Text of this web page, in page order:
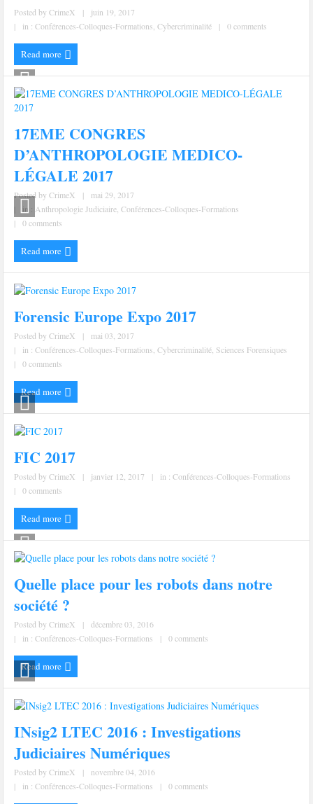
Posted byCrimeX |
juin 19, 2017
|
in :Conférences-Colloques-Formations,Cybercriminalité | 0 comments
Read more
17EME CONGRES
D’ANTHROPOLOGIE MEDICO-
LÉGALE 2017
Posted byCrimeX |
mai 29, 2017
in : Anthropologie Judiciaire,Conférences-Colloques-Formations
|
0 comments
Read more
Forensic Europe Expo 2017
Posted byCrimeX |
mai 03, 2017
|
in :Conférences-Colloques-Formations,Cybercriminalité, Sciences Forensiques
|
0 comments
Read more
FIC 2017
Posted byCrimeX | janvier 12, 2017 | in :Conférences-Colloques-Formations
|
0 comments
Read more
Quelle place pour les robots dans notre
société ?
Posted byCrimeX |
décembre 03, 2016
|
in :Conférences-Colloques-Formations | 0 comments
Read more
INsig2 LTEC 2016 : Investigations
Judiciaires Numériques
Posted byCrimeX |
novembre 04, 2016
|
in :Conférences-Colloques-Formations | 0 comments